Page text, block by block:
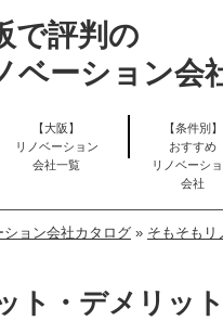
で評判の
ベーション会
【大阪】
リノベーション
会社一覧
【条件別】
おすすめ
リノベーシ
会社
ョン会社カタログ » そもそもリ
ト・デメリット